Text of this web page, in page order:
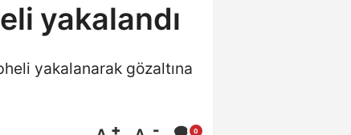
yakalandı
yakalanarak gözaltına